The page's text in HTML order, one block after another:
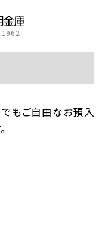
1962
もご自由なお預入